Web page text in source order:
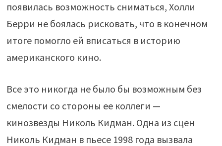
появилась возможность сниматься, Холли
Берри не боялась рисковать, что в конечном
итоге помогло ей вписаться в историю
американского кино.
Все это никогда не было бы возможным без
смелости со стороны ее коллеги —
кинозвезды Николь Кидман. Одна из сцен
Николь Кидман в пьесе 1998 года вызвала